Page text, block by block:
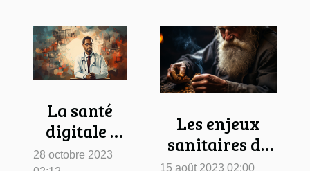
La santé
digitale :
quand les
28 octobre 2023
Les enjeux
sanitaires de
la
15 août 2023 02:00